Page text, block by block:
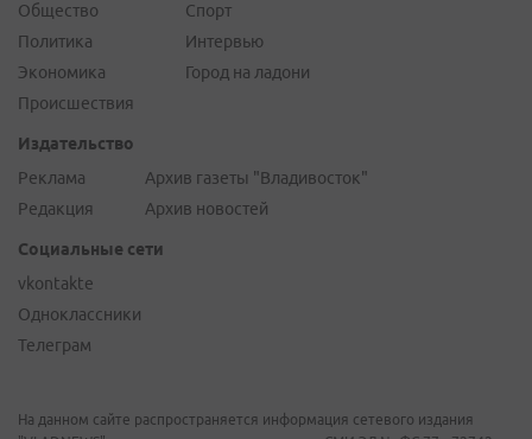
Общество
Политика
Экономика
Происшествия
Спорт
Интервью
Город на ладони
Издательство
Реклама
Редакция
Архив газеты "Владивосток"
Архив новостей
Социальные сети
vkontakte
Одноклассники
Телеграм
На данном сайте распространяется информация сетевого издания